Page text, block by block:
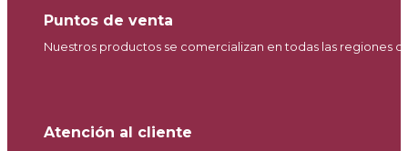
Puntos de venta
Nuestros productos se comercializan en todas las regiones
Atención al cliente